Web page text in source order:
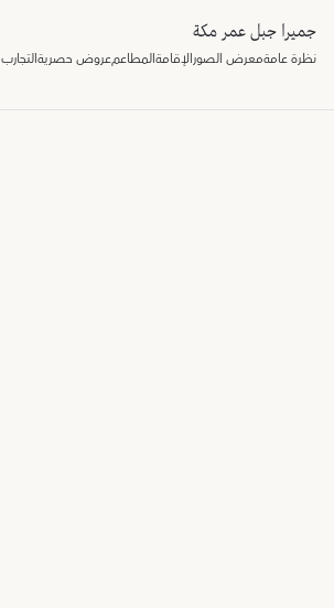
جميرا جبل عمر مكة
نظرة عامةمعرض الصورالإقامةالمطاعمعروض حصريةالتجارب